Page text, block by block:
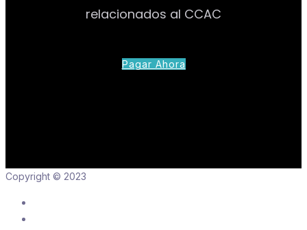
relacionados al CCAC
Pagar Ahora
Copyright © 2023